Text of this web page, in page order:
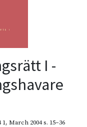
I -
1, March 2004s. 15–36